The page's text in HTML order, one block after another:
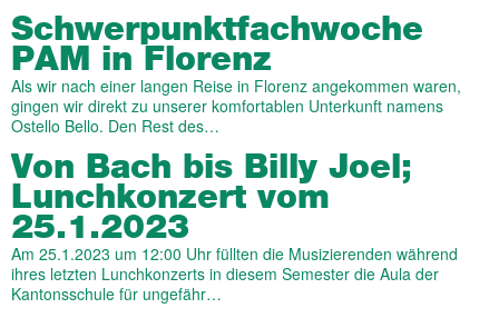
Schwer­punkt­fach­woche
PAM in Florenz
Als wir nach einer langen Reise in Florenz angekommen waren,
gingen wir direkt zu unserer komfortablen Unterkunft namens
Ostello Bello. Den Rest des…
Von Bach bis Billy Joel;
Lunchkonzert vom
25.1.2023
Am 25.1.2023 um 12:00 Uhr füllten die Musizierenden während
ihres letzten Lunchkonzerts in diesem Semester die Aula der
Kantonsschule für ungefähr…